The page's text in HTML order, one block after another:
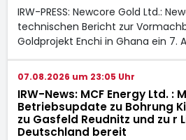
IRW-PRESS: Newcore Gold Ltd.:
technischen Bericht zur
Goldprojekt Enchi in Ghana ein 7.
07.08.2026 um 23:05 Uhr
IRW-News: MCF Energy Ltd. :
Betriebsupdate zu Bohrung
zu Gasfeld Reudnitz und zu r
Deutschland bereit